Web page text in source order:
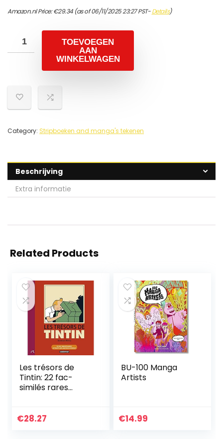
Amazon.nl Price:€29.34(as of 06/11/2025 23:27 PST-Details)
TOEVOEGEN
AAN
WINKELWAGEN
Category: Stripboeken and manga's tekenen
Beschrijving
Extra informatie
Related Products
Les trésors de
Tintin: 22 fac-
similés rares
€28.27
BU-100 Manga
Artists
€14.99